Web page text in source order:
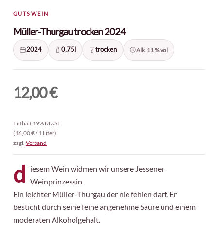
GUTSWEIN
Müller-Thurgau trocken 2024
2024 0,75l trocken Alk. 11 % vol
12,00€
Enthält 19% MwSt.
(16,00€/ 1 Liter)
zzgl. Versand
d
iesem Wein widmen wir unsere Jessener
Weinprinzessin.
Ein leichter Müller-Thurgau der nie fehlen darf. Er
besticht durch seine feine angenehme Säure und einem
moderaten Alkoholgehalt.
Ich habe die
Datenschutzerklärung
gelesen und
stimme ihr zu.*